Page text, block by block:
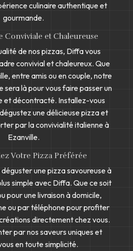
culinaire authentique et
gourmande.
Conviviale et Chaleureuse
de nos pizzas, Diffa vous
convivial et chaleureux. Que
entre amis ou en couple, notre
là pour vous faire passer un
et décontracté. Installez-vous
une délicieuse pizza et
par la convivialité italienne à
Ezanville.
Votre Pizza Préférée
une pizza savoureuse à
simple avec Diffa. Que ce soit
pour une livraison à domicile,
ou par téléphone pour profiter
directement chez vous.
par nos saveurs uniques et
en toute simplicité.